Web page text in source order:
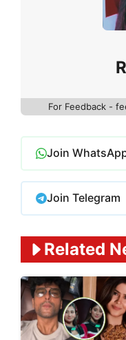
For Feedback -
Join
Join Telegram
Related